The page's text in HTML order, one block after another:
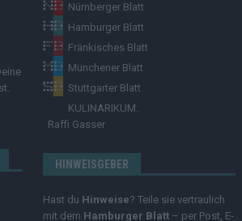
Nürnberger Blatt
Hamburger Blatt
Fränkisches Blatt
Münchener Blatt
Stuttgarter Blatt
KULINARIKUM.
Raffi Gasser
HINWEISGEBER
Hast du Hinweise? Teile sie vertraulich
mit dem Hamburger Blatt – per Post, E-